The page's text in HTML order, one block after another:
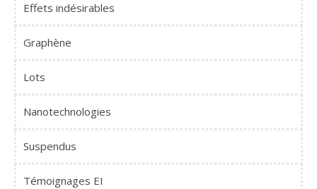
Effets indésirables
Graphène
Lots
Nanotechnologies
Suspendus
Témoignages EI